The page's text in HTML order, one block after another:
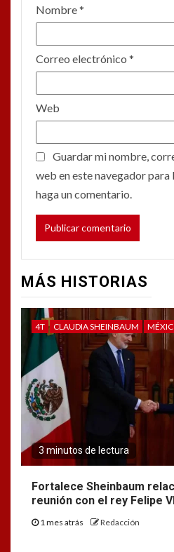
Nombre*
Correo electrónico *
Web
Guardar mi nombre,
web en este navegador para
haga un comentario.
MÁS HISTORIAS
4T CLAUDIA SHEINBAUM
3 minutos de lectura
Fortalece Sheinbaum
reunión con el rey Felipe
1 mes atrás Redacción